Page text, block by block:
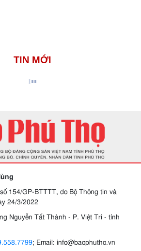
TIN MỚI
154/GP-BTTTT, do Bộ Thông tin và
24/3/2022
Nguyễn Tất Thành - P. Việt Trì - tỉnh
; Email: info@baophutho.vn